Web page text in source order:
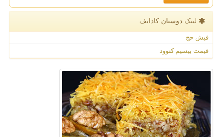
لینک دوستان كادایف
فیش حج
قیمت بیسیم کنوود